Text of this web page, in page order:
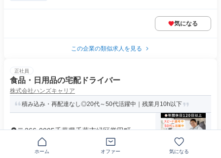
気になる
この企業の類似求人を見る
正社員
食品・日用品の宅配ドライバー
株式会社ハンズキャリア
積み込み・再配達なし◎20代～50代活躍中｜残業月10h以下
〒266-0005千葉県千葉市緑区誉田町
月給27万3440円～30万8052円
求めている人材 【✅必須条件】 ・60歳未満の方 ※例外事由1
号／定年60歳のため ...
ホーム オファー 気になる